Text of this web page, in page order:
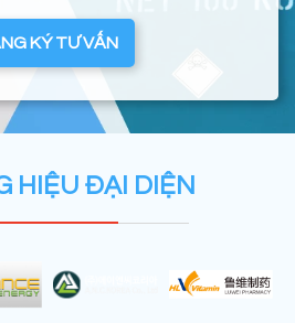
KÝ TƯ VẤN
HIỆU ĐẠI DIỆN